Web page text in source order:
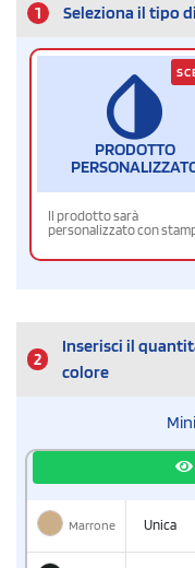
1 Seleziona il tipo
PRODOTTO
Il prodotto sarà
personalizzato con
2
Inserisci il
colore
Marrone Unica